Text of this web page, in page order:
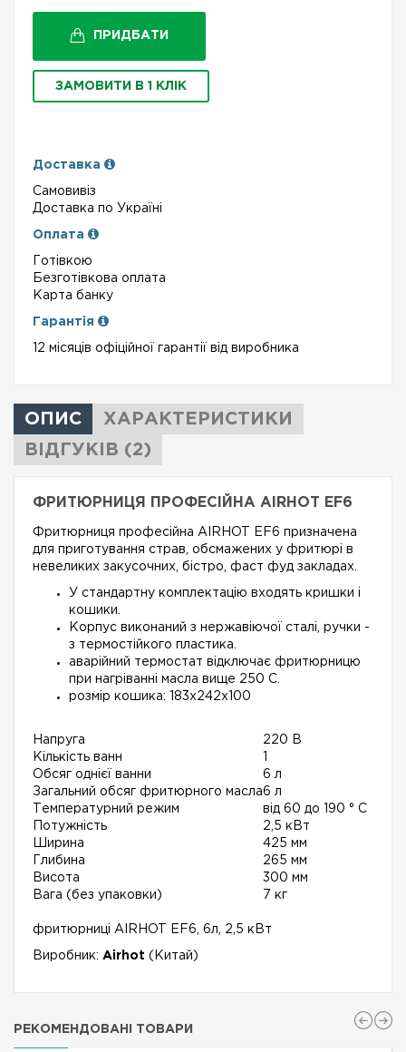
закладки
ПРИДБАТИ
ЗАМОВИТИ В 1 КЛІК
Доставка
Самовивіз
Доставка по Україні
Оплата
Готівкою
Безготівкова оплата
Карта банку
Гарантія
12 місяців офіційної гарантії від виробника
ОПИС
ХАРАКТЕРИСТИКИ
ВІДГУКІВ (2)
ФРИТЮРНИЦЯ ПРОФЕСІЙНА AIRHOT EF6
Фритюрниця професійна AIRHOT EF6 призначена
для приготування страв, обсмажених у фритюрі в
невеликих закусочних, бістро, фаст фуд закладах.
У стандартну комплектацію входять кришки і
кошики.
Корпус виконаний з нержавіючої сталі, ручки -
з термостійкого пластика.
аварійний термостат відключає фритюрницю
при нагріванні масла вище 250 C.
розмір кошика: 183х242х100
Напруга
220 В
Кількість ванн
Обсяг однієї ванни
6 л
Загальний обсяг фритюрного масла6 л
Температурний режим
від 60 до 190 ° С
Потужність
2,5 кВт
Ширина
425 мм
Глибина
265 мм
Висота
300 мм
Вага (без упаковки)
7 кг
фритюрниці AIRHOT EF6, 6л, 2,5 кВт
Виробник: Airhot (Китай)
РЕКОМЕНДОВАНІ ТОВАРИ